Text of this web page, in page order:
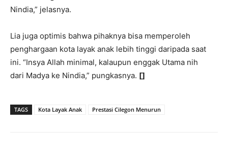
Nindia,” jelasnya.
Lia juga optimis bahwa pihaknya bisa memperoleh
penghargaan kota layak anak lebih tinggi daripada saat
ini. “Insya Allah minimal, kalaupun enggak Utama nih
dari Madya ke Nindia,” pungkasnya. []
TAGS Kota Layak Anak Prestasi Cilegon Menurun